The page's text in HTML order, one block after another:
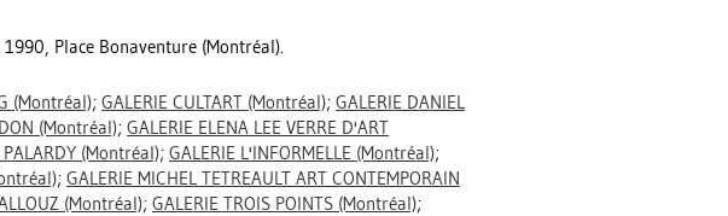
Place Bonaventure (Montréal).
(Montréal); GALERIE CULTART (Montréal); GALERIE DANIEL
(Montréal); GALERIE ELENA LEE VERRE D'ART
PALARDY (Montréal); GALERIE L'INFORMELLE (Montréal);
; GALERIE MICHEL TETREAULT ART CONTEMPORAIN
(Montréal); GALERIE TROIS POINTS (Montréal);